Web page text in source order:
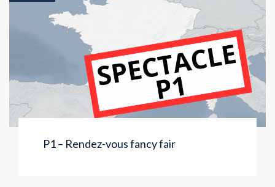
P1 – Rendez-vous fancy fair